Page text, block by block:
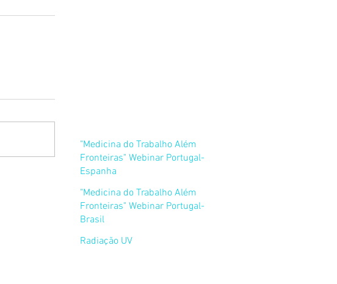
"Medicina do Trabalho Além
Fronteiras" Webinar Portugal-
Espanha
"Medicina do Trabalho Além
Fronteiras" Webinar Portugal-
Brasil
Radiação UV